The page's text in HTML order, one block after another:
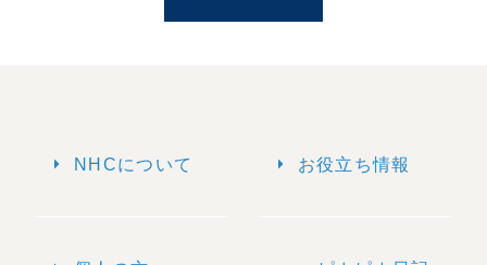
arrow_right NHCについて arrow_right お役立ち情報